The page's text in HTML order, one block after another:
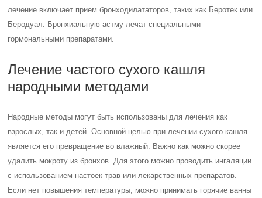
лечение включает прием бронходилататоров, таких как Беротек или
Беродуал. Бронхиальную астму лечат специальными
гормональными препаратами.
Лечение частого сухого кашля
народными методами
Народные методы могут быть использованы для лечения как
взрослых, так и детей. Основной целью при лечении сухого кашля
является его превращение во влажный. Важно как можно скорее
удалить мокроту из бронхов. Для этого можно проводить ингаляции
с использованием настоек трав или лекарственных препаратов.
Если нет повышения температуры, можно принимать горячие ванны